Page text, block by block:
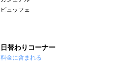
ビュッフェ
日替わりコーナー
料金に含まれる